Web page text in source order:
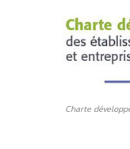
Charte